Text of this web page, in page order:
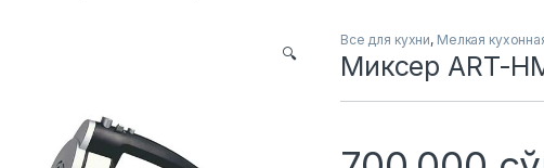
🔍
Все для кухни, Мелкая
Миксер ART-